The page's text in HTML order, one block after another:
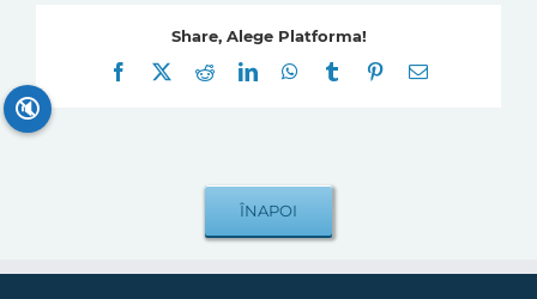
Share, Alege Platforma!
Facebook
RedditLinkedInWhatsApp
Tumblr Pinterest
E-
🔇